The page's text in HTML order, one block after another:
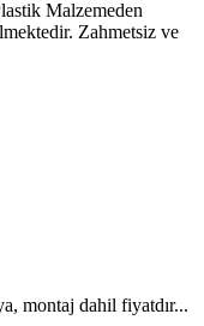
Malzemeden
Zahmetsiz ve
montaj dahil fiyatdır...